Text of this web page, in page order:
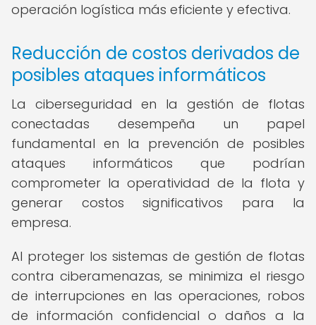
operación logística más eficiente y efectiva.
Reducción de costos derivados de
posibles ataques informáticos
La ciberseguridad en la gestión de flotas
conectadas desempeña un papel
fundamental en la prevención de posibles
ataques informáticos que podrían
comprometer la operatividad de la flota y
generar costos significativos para la
empresa.
Al proteger los sistemas de gestión de flotas
contra ciberamenazas, se minimiza el riesgo
de interrupciones en las operaciones, robos
de información confidencial o daños a la